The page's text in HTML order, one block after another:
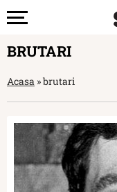
BRUTARI
Acasa »brutari